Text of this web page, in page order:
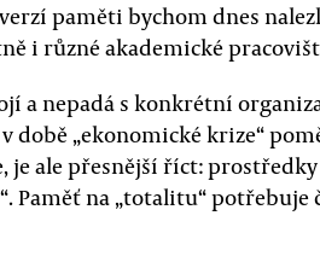
paměti bychom dnes
i různé akademické
a nepadá s konkrétní
době „ekonomické krize“
je ale přesnější říct:
Paměť na „totalitu“